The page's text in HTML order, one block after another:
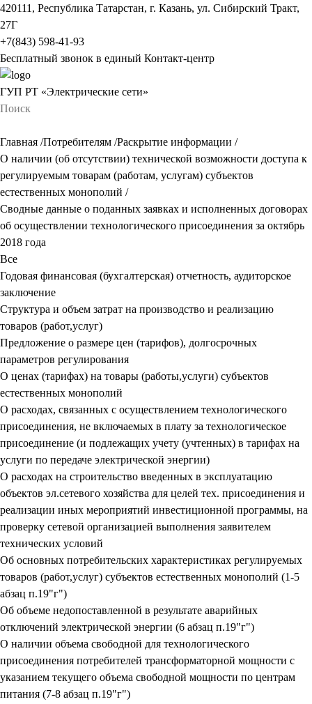
420111, Республика Татарстан, г. Казань, ул. Сибирский Тракт,
27Г
+7(843) 598-41-93
Бесплатный звонок в единый Контакт-центр
ГУП РТ «Электрические сети»
Главная /Потребителям /Раскрытие информации /
О наличии (об отсутствии) технической возможности доступа к
регулируемым товарам (работам, услугам) субъектов
естественных монополий /
Сводные данные о поданных заявках и исполненных договорах
об осуществлении технологического присоединения за октябрь
2018 года
Все
Годовая финансовая (бухгалтерская) отчетность, аудиторское
заключение
Структура и объем затрат на производство и реализацию
товаров (работ,услуг)
Предложение о размере цен (тарифов), долгосрочных
параметров регулирования
О ценах (тарифах) на товары (работы,услуги) субъектов
естественных монополий
О расходах, связанных с осуществлением технологического
присоединения, не включаемых в плату за технологическое
присоединение (и подлежащих учету (учтенных) в тарифах на
услуги по передаче электрической энергии)
О расходах на строительство введенных в эксплуатацию
объектов эл.сетевого хозяйства для целей тех. присоединения и
реализации иных мероприятий инвестиционной программы, на
проверку сетевой организацией выполнения заявителем
технических условий
Об основных потребительских характеристиках регулируемых
товаров (работ,услуг) субъектов естественных монополий (1-5
абзац п.19"г")
Об объеме недопоставленной в результате аварийных
отключений электрической энергии (6 абзац п.19"г")
О наличии объема свободной для технологического
присоединения потребителей трансформаторной мощности с
указанием текущего объема свободной мощности по центрам
питания (7-8 абзац п.19"г")